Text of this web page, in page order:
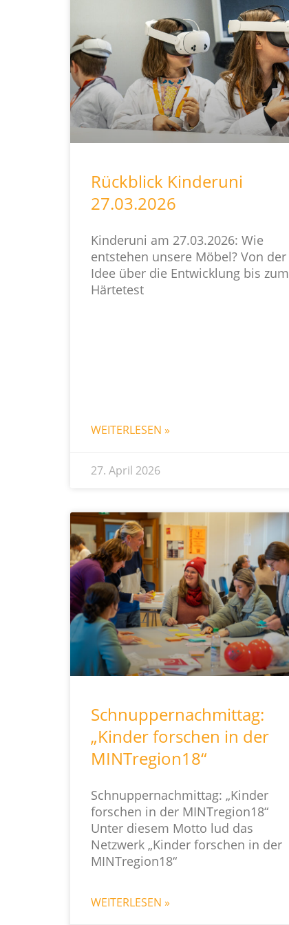
Rückblick Kinderuni
27.03.2026
Kinderuni am 27.03.2026: Wie
entstehen unsere Möbel? Von der
Idee über die Entwicklung bis zum
Härtetest
WEITERLESEN »
27. April 2026
Schnuppernachmittag:
„Kinder forschen in der
MINTregion18“
Schnuppernachmittag: „Kinder
forschen in der MINTregion18“
Unter diesem Motto lud das
Netzwerk „Kinder forschen in der
MINTregion18“
WEITERLESEN »